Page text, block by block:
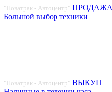
"Новатрак - Автоцентр" ПРОДАЖА
Большой выбор техники
"Новатрак - Автоцентр" ВЫКУП